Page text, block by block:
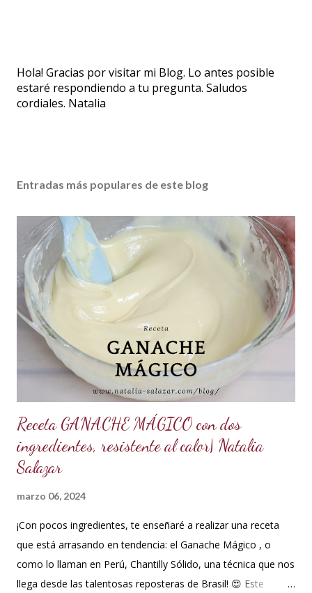
P
u
b
r
o
m
e
n
a
Hola! Gracias por visitar mi Blog. Lo antes posible
estaré respondiendo a tu pregunta. Saludos
cordiales. Natalia
Entradas más populares de este blog
Receta GANACHE MÁGICO con dos
ingredientes, resistente al calor| Natalia
Salazar
marzo 06, 2024
¡Con pocos ingredientes, te enseñaré a realizar una receta
que está arrasando en tendencia: el Ganache Mágico , o
como lo llaman en Perú, Chantilly Sólido, una técnica que nos
llega desde las talentosas reposteras de Brasil! 😍 Este